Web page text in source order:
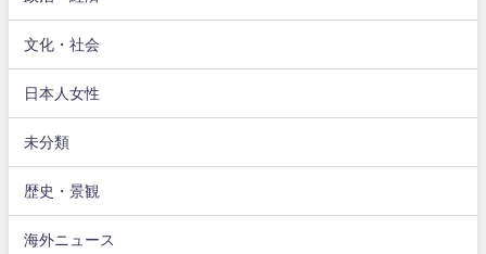
文化・社会
日本人女性
未分類
歴史・景観
海外ニュース